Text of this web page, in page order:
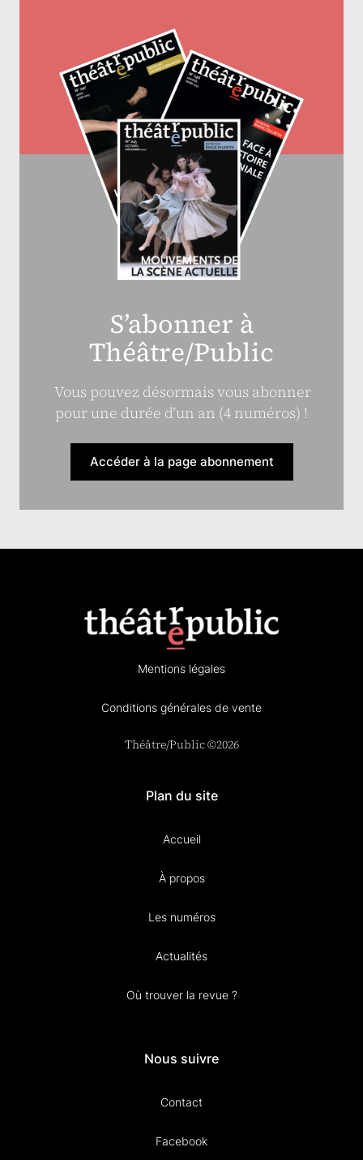
S’abonner à
Théâtre/Public
Vous pouvez désormais vous abonner
pour une durée d’un an (4 numéros) !
Accéder à la page abonnement
Mentions légales
Conditions générales de vente
Théâtre/Public ©2026
Plan du site
Accueil
À propos
Les numéros
Actualités
Où trouver la revue ?
Nous suivre
Contact
Facebook